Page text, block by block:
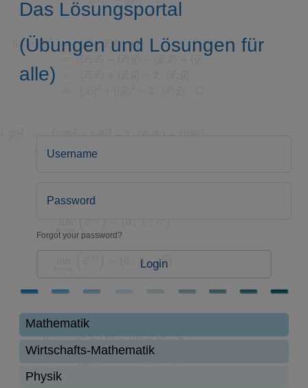
Das Lösungsportal
(Übungen und Lösungen für
alle)
Forgot your password?
Login
Mathematik
Wirtschafts-Mathematik
Physik